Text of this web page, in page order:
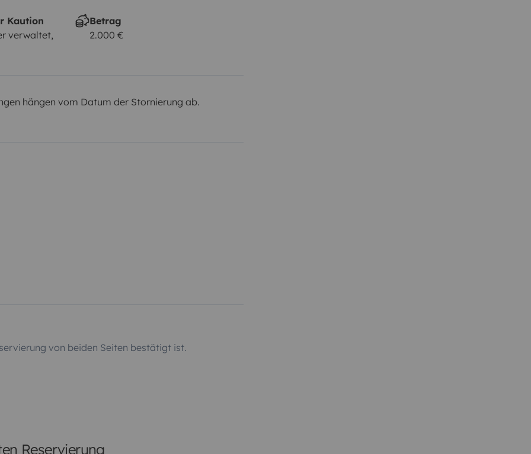
Kaution
verwaltet,
Betrag
2.000 €
hängen vom Datum der Stornierung ab.
von beiden Seiten bestätigt ist.
Reservierung